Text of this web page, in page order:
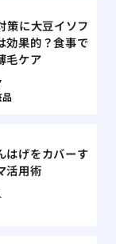
策に大豆イソフ
効果的？食事で
毛ケア
品
はげをカバーす
活用術